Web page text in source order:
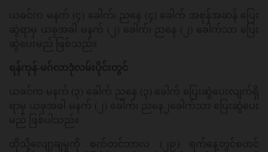
ယခင်က မနက် (၄) ခေါက်၊ ညနေ (၄) ခေါက် အစုန်အဆန် ပြေး
ဆွဲရာမှ ယခုအခါ မနက် (၂) ခေါက်၊ ညနေ (၂) ခေါက်သာ ပြေး
ဆွဲပေးမည် ဖြစ်သည်။
ရန်ကုန်-မဂ်လာဒုံလမ်းပိုင်းတွင်
ယခင်က မနက် (၃) ခေါက် ညနေ (၃) ခေါက် ပြေးဆွဲပေးလျက်ရှိ
ရာမှ ယခုအခါ မနက် (၂) ခေါက်၊ ညနေ၂ခေါက်သာ ပြေးဆွဲပေး
မည် ဖြစ်ပါသည်။
ထိုသို့လျော့ချမှုကို စက်တင်ဘာလ (၂၉) ရက်နေ့တွင်စတင်